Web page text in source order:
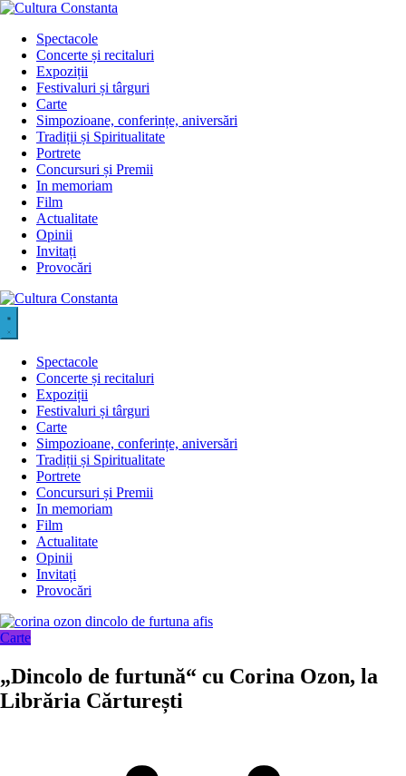
Sari
conținutSpectacole
Concerte și recitaluri
Expoziții
Festivaluri și târguri
Carte
Simpozioane, conferințe, aniversări
Tradiții și Spiritualitate
Portrete
Concursuri și Premii
In memoriam
Film
Actualitate
Opinii
Invitați
Provocări
Spectacole
Concerte și recitaluri
Expoziții
Festivaluri și târguri
Carte
Simpozioane, conferințe, aniversări
Tradiții și Spiritualitate
Portrete
Concursuri și Premii
In memoriam
Film
Actualitate
Opinii
Invitați
Provocări
Carte
„Dincolo de furtună“ cu Corina Ozon, la
Librăria Cărturești